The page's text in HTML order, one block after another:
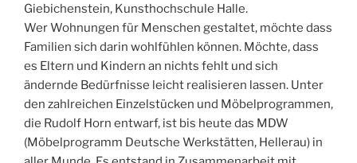
Giebichenstein, Kunsthochschule Halle.
Wer Wohnungen für Menschen gestaltet, möchte dass
Familien sich darin wohlfühlen können. Möchte, dass
es Eltern und Kindern an nichts fehlt und sich
ändernde Bedürfnisse leicht realisieren lassen. Unter
den zahlreichen Einzelstücken und Möbelprogrammen,
die Rudolf Horn entwarf, ist bis heute das MDW
(Möbelprogramm Deutsche Werkstätten, Hellerau) in